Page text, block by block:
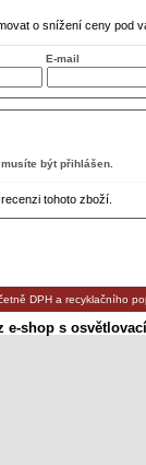
o snížení ceny pod
E-mail
být přihlášen.
tohoto zboží.
DPH a recyklačního
e-shop s